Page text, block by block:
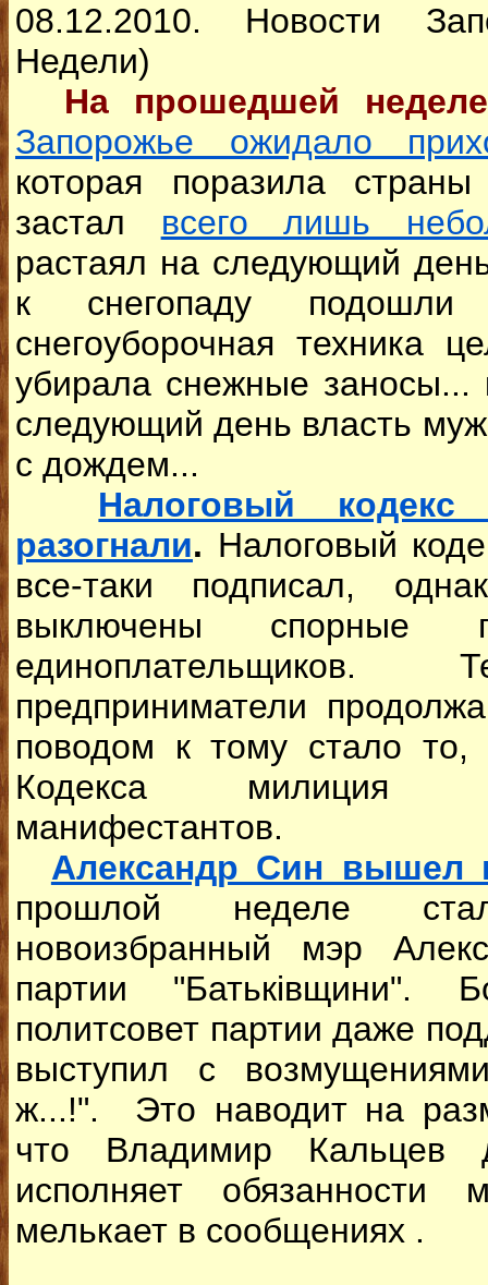
08.12.2010. Новости
Недели)
На прошедшей
Запорожье ожидало
которая поразила
застал всего лишь
растаял на следующий
к снегопаду
снегоуборочная техника
убирала снежные
следующий день власть
с дождем...
Налоговый
разогнали. Налоговый
все-таки подписал,
выключены спорные
предприниматели
поводом к тому стало то,
Кодекса милиция
манифестантов.
Александр Син вышел
прошлой неделе
новоизбранный мэр
партии "Батьківщини".
политсовет партии даже
выступил с
ж...!". Это наводит на
что Владимир Кальцев
исполняет
мелькает в сообщениях .